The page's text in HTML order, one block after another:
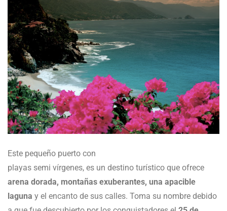
Este pequeño puerto con
playas semi vírgenes, es un destino turístico que ofrece
arena dorada, montañas exuberantes, una apacible
laguna y el encanto de sus calles. Toma su nombre debido